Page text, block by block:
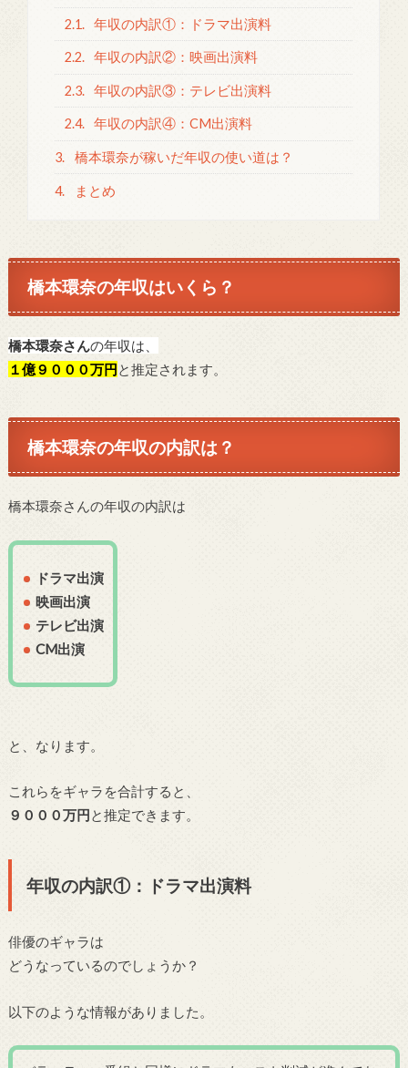
2.1. 年収の内訳①：ドラマ出演料
2.2. 年収の内訳②：映画出演料
2.3. 年収の内訳③：テレビ出演料
2.4. 年収の内訳④：CM出演料
3. 橋本環奈が稼いだ年収の使い道は？
4. まとめ
橋本環奈の年収はいくら？
橋本環奈さんの年収は、
１億９０００万円と推定されます。
橋本環奈の年収の内訳は？
橋本環奈さんの年収の内訳は
ドラマ出演
映画出演
テレビ出演
CM出演
と、なります。
これらをギャラを合計すると、
９０００万円 と推定できます。
年収の内訳①：ドラマ出演料
俳優のギャラは
どうなっているのでしょうか？
以下のような情報がありました。